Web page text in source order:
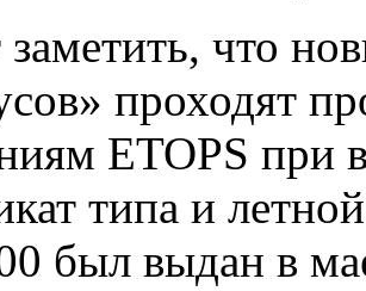
заметить, что
проходят
ETOPS при
типа и
был выдан в